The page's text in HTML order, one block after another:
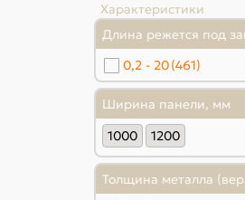
Характеристики
Длина режется под
0,2 - 20(461)
Ширина панели, мм
1000
1200
Толщина металла